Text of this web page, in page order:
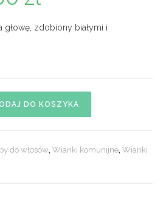
wynosi:
głowę, zdobiony białymi i
DO KOSZYKA
do włosów,Wianki komunijne,Wianki